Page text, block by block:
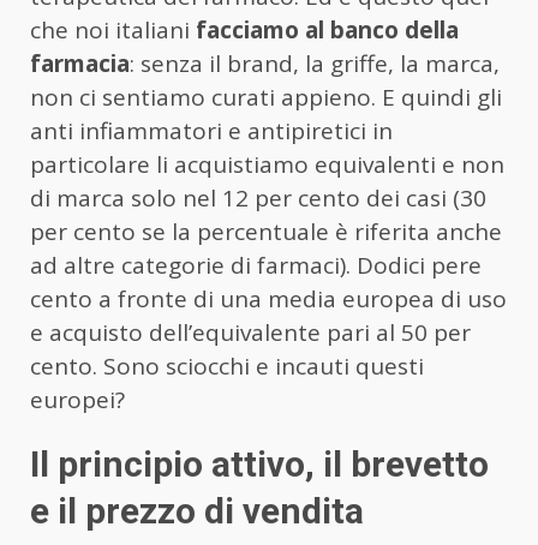
che noi italiani facciamo al banco della
farmacia: senza il brand, la griffe, la marca,
non ci sentiamo curati appieno. E quindi gli
anti infiammatori e antipiretici in
particolare li acquistiamo equivalenti e non
di marca solo nel 12 per cento dei casi (30
per cento se la percentuale è riferita anche
ad altre categorie di farmaci). Dodici pere
cento a fronte di una media europea di uso
e acquisto dell’equivalente pari al 50 per
cento. Sono sciocchi e incauti questi
europei?
Il principio attivo, il brevetto
e il prezzo di vendita